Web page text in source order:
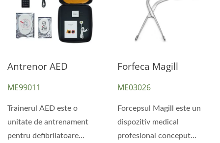
Antrenor AED
ME99011
Trainerul AED este o
unitate de antrenament
pentru defibrilatoare
Forfeca Magill
ME03026
Forcepsul Magill este un
dispozitiv medical
profesional conceput